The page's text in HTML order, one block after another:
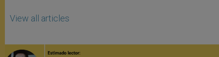
View all articles